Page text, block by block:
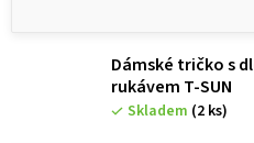
Dámské tričko s
rukávem T-SUN
Skladem (2 ks)